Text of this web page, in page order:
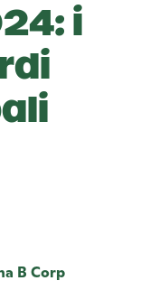
i
B Corp